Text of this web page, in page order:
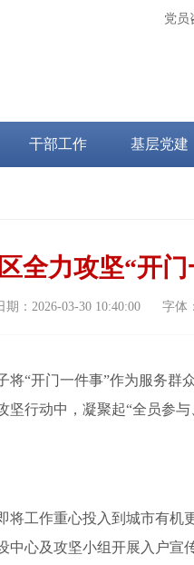
党员
干部工作 基层党建
全力攻坚“开门
期： 2026-03-30 10:40:00 字体：
开门一件事”作为服务群
行动中，凝聚起“全员参与
作重心投入到城市有机
心及攻坚小组开展入户宣